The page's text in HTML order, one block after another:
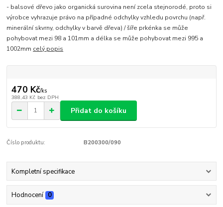
- balsové dřevo jako organická surovina není zcela stejnorodé, proto si
výrobce vyhrazuje právo na případné odchylky vzhledu povrchu (např.
minerální skvrny, odchylky v barvě dřeva) / šíře prkénka se může
pohybovat mezi 98 a 101mm a délka se může pohybovat mezi 995 a
1002mm celý popis
470 Kč/ks
388,43 Kč bez DPH
Přidat do košíku
Číslo produktu: B200300/090
Kompletní specifikace
Hodnocení 0